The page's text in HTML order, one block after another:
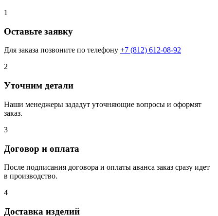
1
Оставьте заявку
Для заказа позвоните по телефону +7 (812) 612-08-92
2
Уточним детали
Наши менеджеры зададут уточняющие вопросы и оформят
заказ.
3
Договор и оплата
После подписания договора и оплаты аванса заказ сразу идет
в производство.
4
Доставка изделий